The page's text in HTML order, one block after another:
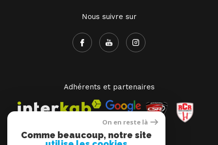
Nous suivre sur
Adhérents et partenaires
On en reste là
Comme beaucoup, notre site